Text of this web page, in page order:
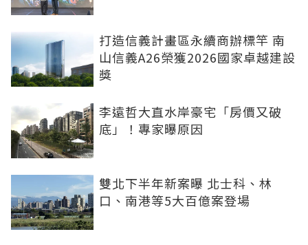
打造信義計畫區永續商辦標竿 南
山信義A26榮獲2026國家卓越建設
獎
李遠哲大直水岸豪宅「房價又破
底」！專家曝原因
雙北下半年新案曝 北士科、林
口、南港等5大百億案登場